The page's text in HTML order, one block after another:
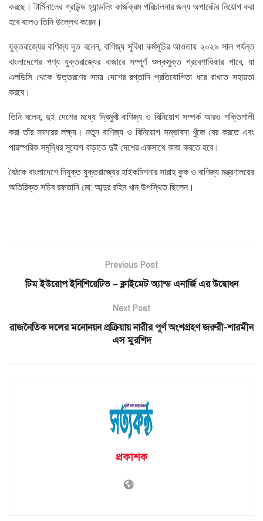
করছে। টার্মিনালের গ্রাউন্ড হ্যান্ডলিং কার্জক্রম পরিচালনার জন্য অপারেটর নিয়োগ করা
হবে বলেও তিনি উল্লেখ করেন।
যুক্তরাজ্যের বাণিজ্য দূত বলেন, বাণিজ্য সুবিধা কর্মসূচির আওতায় ২০২৯ সাল পর্যন্ত
বাংলাদেশের পণ্য যুক্তরাজ্যের বাজারে সম্পূর্ণ শুল্কমুক্ত প্রবেশাধিকার পাবে, যা
এলডিসি থেকে উত্তরণের সময় দেশের রপ্তানি প্রতিযোগিতা ধরে রাখতে সহায়তা
করবে।
তিনি বলেন, দুই দেশের মধ্যে দ্বিমুখী বাণিজ্য ও বিনিয়োগ সম্পর্ক আরও শক্তিশালী
করা তাঁর সফরের লক্ষ্য। নতুন বাণিজ্য ও বিনিয়োগ সম্ভাবনা খুঁজে বের করতে এবং
পারস্পরিক সমৃদ্ধির সুযোগ বাড়াতে দুই দেশের একসাথে কাজ করতে হবে।
বৈঠকে বাংলাদেশে নিযুক্ত যুক্তরাজ্যের হাইকমিশনার সারাহ কুক ও বাণিজ্য মন্ত্রণালয়ের
অতিরিক্ত সচিব রফতানি মো: আব্দুর রহিম খান উপস্থিত ছিলেন।
Previous Post
টিম ইউরোপ ইনিশিয়েটিভ – ক্লাইমেট অ্যান্ড এনার্জি এর উদ্বোধন
Next Post
রাজনৈতিক দলের মনোনয়ন প্রক্রিয়ায় নারীর পূর্ণ অংশগ্রহণ জরুরী-শারমীন
এস মুরশিদ
প্রকাশক